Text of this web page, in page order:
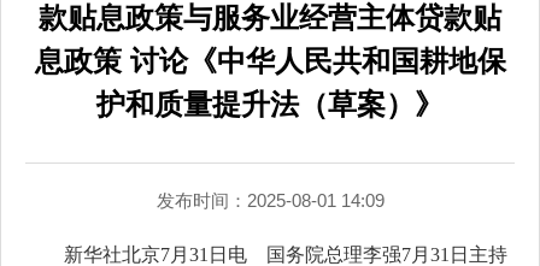
款贴息政策与服务业经营主体贷款贴
息政策 讨论《中华人民共和国耕地保
护和质量提升法（草案）》
发布时间：2025-08-01 14:09
新华社北京7月31日电 国务院总理李强7月31日主持